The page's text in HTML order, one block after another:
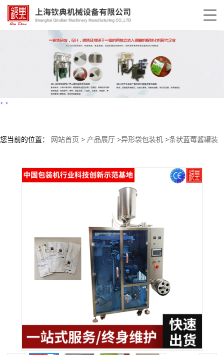
< >
您当前的位置： 网站首页 > 产品展厅 >异形袋包装机 >条状蓝莓酱罐装